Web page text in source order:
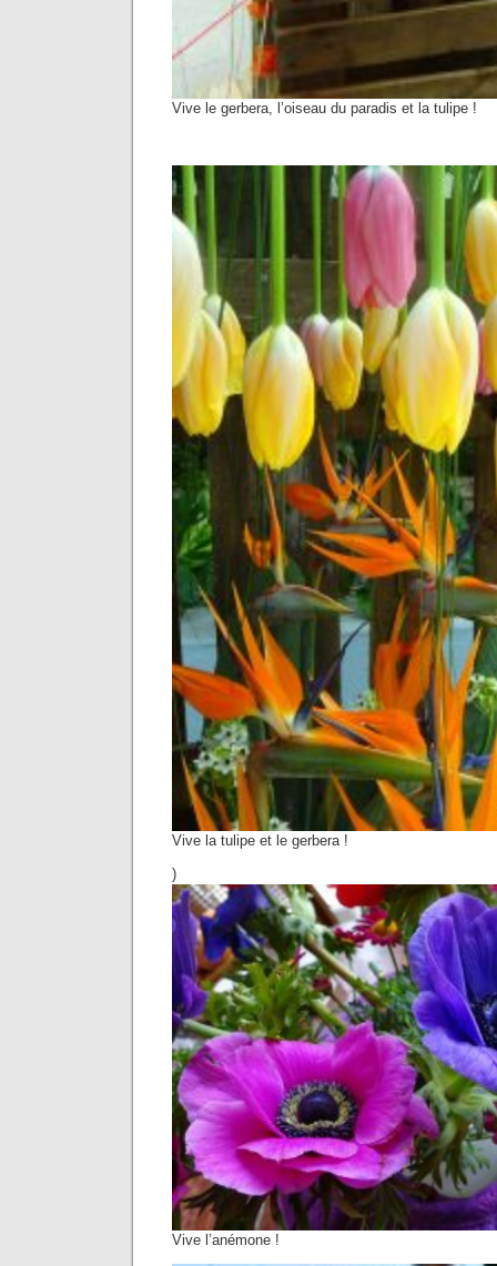
Vive le gerbera, l’oiseau du paradis et la tulipe !
Vive la tulipe et le gerbera !
)
Vive l’anémone !